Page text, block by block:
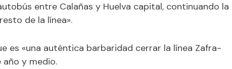
entre Calañas y Huelva capital, continuando la
de la línea».
es «una auténtica barbaridad cerrar la línea Zafra-
año y medio.